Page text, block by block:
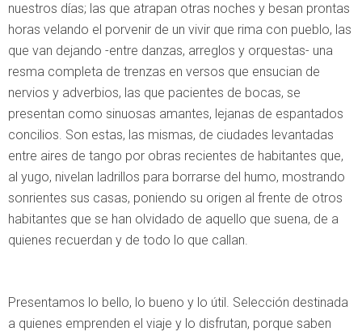
nuestros días; las que atrapan otras noches y besan prontas
horas velando el porvenir de un vivir que rima con pueblo, las
que van dejando -entre danzas, arreglos y orquestas- una
resma completa de trenzas en versos que ensucian de
nervios y adverbios, las que pacientes de bocas, se
presentan como sinuosas amantes, lejanas de espantados
concilios. Son estas, las mismas, de ciudades levantadas
entre aires de tango por obras recientes de habitantes que,
al yugo, nivelan ladrillos para borrarse del humo, mostrando
sonrientes sus casas, poniendo su origen al frente de otros
habitantes que se han olvidado de aquello que suena, de a
quienes recuerdan y de todo lo que callan.
Presentamos lo bello, lo bueno y lo útil. Selección destinada
a quienes emprenden el viaje y lo disfrutan, porque saben